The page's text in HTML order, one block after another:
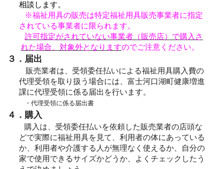
相談します。
※福祉用具の販売は特定福祉用具販売事業者に指定
されている事業者に限られます。
許可指定がされていない事業者（販売店）で購入さ
れた場合、対象外となりますのでご注意ください。
３．届出
販売業者は、受領委任払いによる福祉用具購入費の
代理受領を取り扱う場合には、富士河口湖町健康増進
課に代理受領に係る届出を行います。
・代理受領に係る届出書
４．購入
購入は、受領委任払いを依頼した販売業者の店頭な
どで実際に福祉用具を見て、利用者の体にあっている
か、利用者や介護する人が無理なく使えるか、自分の
家で使用できるサイズかどうか、よくチェックしたう